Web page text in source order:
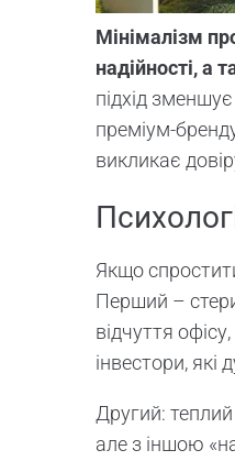
Мінімалізм
надійності, а
підхід
преміум-
викликає
Якщо
Перший –
відчуття
інвестори, які
Другий: теплий
але з іншою